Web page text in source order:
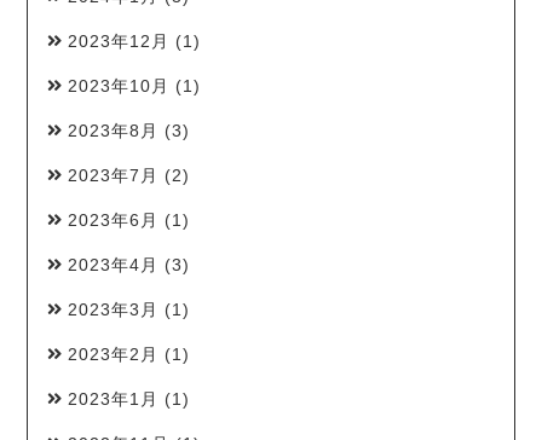
2023年12月 (1)
2023年10月 (1)
2023年8月 (3)
2023年7月 (2)
2023年6月 (1)
2023年4月 (3)
2023年3月 (1)
2023年2月 (1)
2023年1月 (1)